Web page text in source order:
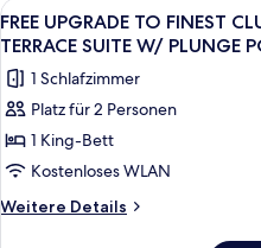
FAMILY
SUITE
Alle
Fotos
für
FREE
UPGRADE
TO
FINEST
CLUB
7
FREE UPGRADE TO FINEST
TERRACE SUITE W/ PLUNGE
1 Schlafzimmer
Platz für 2 Personen
1 King-Bett
Kostenloses WLAN
Weitere Details
Weitere